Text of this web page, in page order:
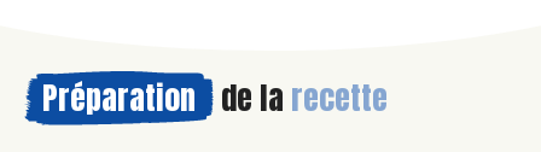
Préparation de la recette